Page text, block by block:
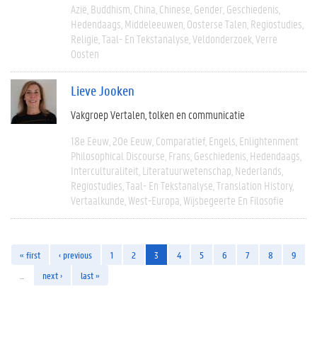
Azië Buddhism China Chinese Gender Geschiedenis
Hedendaags Middeleeuwen Oosterse Talen Regiostudies
Religie Taal- En Tekstanalyse Veldonderzoek Verre
Oosten
Lieve Jooken
Vakgroep Vertalen, tolken en communicatie
18e Eeuw 20e Eeuw Comparatief Engels Enlightenment
Philosophical Discourse Frans Geschiedenis Hedendaags
Interculturaliteit Literatuurwetenschap Nederlands
Regiostudies Taal- En Tekstanalyse Translation History
Vertaalkunde West-Europa Wijsbegeerte En Filosofie
« first ‹ previous 1 2 3 4 5 6 7 8
9
next › last »